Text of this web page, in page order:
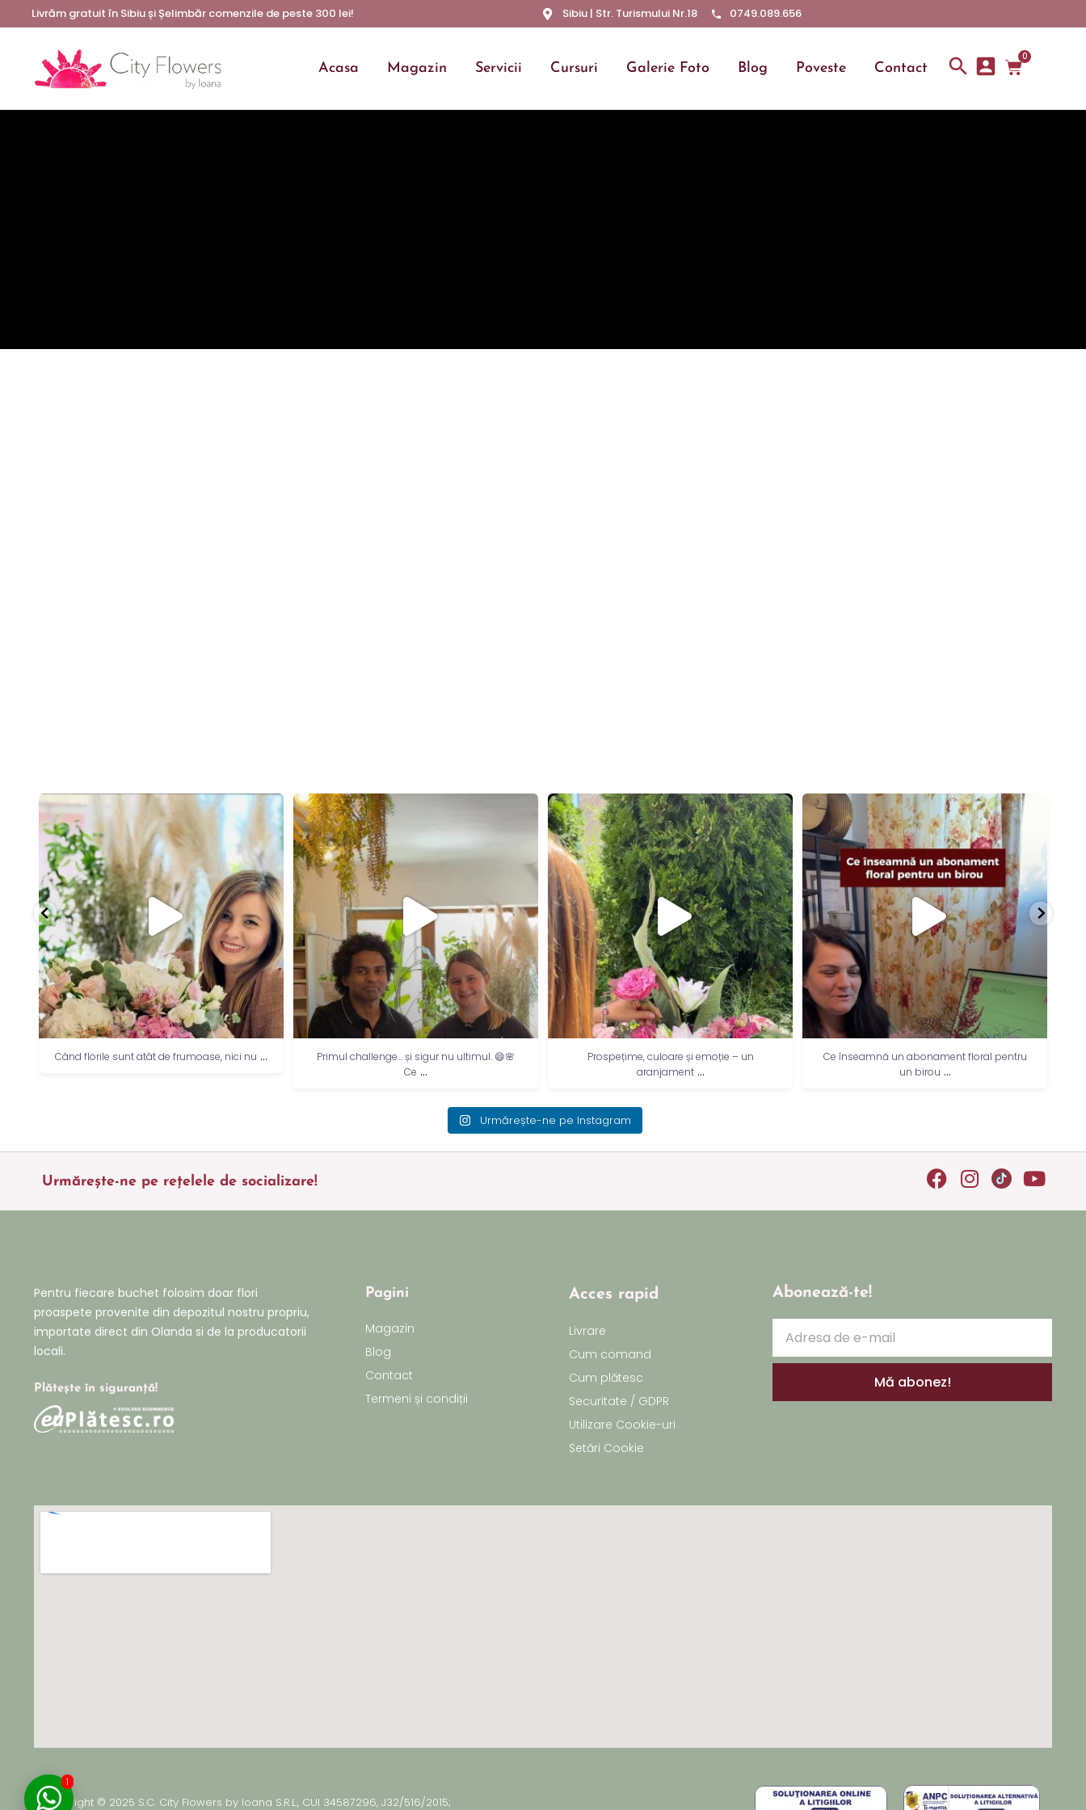
Livrăm gratuit în Sibiu și Șelimbăr comenzile de peste 300 lei! Sibiu | Str. Turismului Nr.18 0749.089.656
Acasa Magazin Servicii Cursuri Galerie Foto Blog Poveste Contact
0
Când florile sunt atât de frumoase, nici nu ...
Primul challenge… și sigur nu ultimul. 😄🌸
Ce ...
Prospețime, culoare și emoție – un
aranjament ...
Ce înseamnă un abonament floral pentru
un birou ...
Urmărește-ne pe Instagram
Urmărește-ne pe rețelele de socializare!
Pentru fiecare buchet folosim doar flori
proaspete provenite din depozitul nostru propriu,
importate direct din Olanda si de la producatorii
locali.
Plătește în siguranță!
Pagini
Magazin
Blog
Contact
Termeni și condiții
Acces rapid
Livrare
Cum comand
Cum plătesc
Securitate / GDPR
Utilizare Cookie-uri
Setări Cookie
Abonează-te!
Mă abonez!
Copyright © 2025 S.C. City Flowers by Ioana S.R.L., CUI 34587296, J32/516/2015;
1